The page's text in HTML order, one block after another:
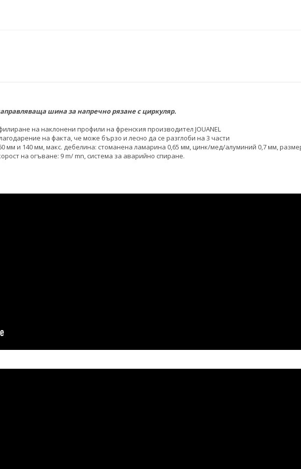
шина за напречно рязане с циркуляр.
на наклонени профили на френския производител JOUANEL
на факта, че може бързо и лесно да се разглоби на 3 части
мм и 140 мм, макс. дебелина: стоманена ламарина 0,65 мм, цинк/мед/алуминий 0,7 мм,
на огъване: 9 m/ mn, система за аварийно спиране.